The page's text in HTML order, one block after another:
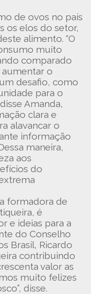
de ovos no país
os elos do setor,
alimento. “O
muito
comparado
aumentar o
desafio, como
para o
Amanda,
clara e
alavancar o
informação
maneira,
aos
do
formadora de
é
e ideias para a
do Conselho
Brasil, Ricardo
contribuindo
valor as
muito felizes
disse.